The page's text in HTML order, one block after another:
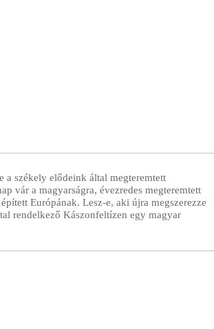
székely elődeink által megteremtett
vár a magyarságra, évezredes megteremtett
Európának. Lesz-e, aki újra megszerezze
rendelkező Kászonfeltízen egy magyar